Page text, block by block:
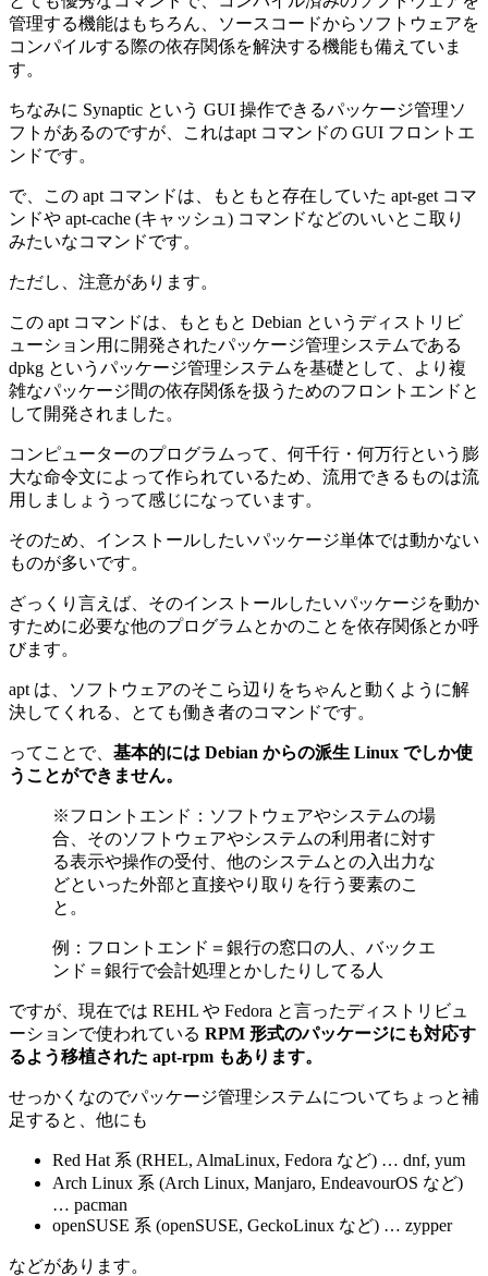
管理する機能はもちろん、ソースコードからソフトウェアを
コンパイルする際の依存関係を解決する機能も備えていま
す。
ちなみに Synaptic という GUI 操作できるパッケージ管理ソ
フトがあるのですが、これはapt コマンドの GUI フロントエ
ンドです。
で、この apt コマンドは、もともと存在していた apt-get コマ
ンドや apt-cache (キャッシュ) コマンドなどのいいとこ取り
みたいなコマンドです。
ただし、注意があります。
この apt コマンドは、もともと Debian というディストリビ
ューション用に開発されたパッケージ管理システムである
dpkg というパッケージ管理システムを基礎として、より複
雑なパッケージ間の依存関係を扱うためのフロントエンドと
して開発されました。
コンピューターのプログラムって、何千行・何万行という膨
大な命令文によって作られているため、流用できるものは流
用しましょうって感じになっています。
そのため、インストールしたいパッケージ単体では動かない
ものが多いです。
ざっくり言えば、そのインストールしたいパッケージを動か
すために必要な他のプログラムとかのことを依存関係とか呼
びます。
apt は、ソフトウェアのそこら辺りをちゃんと動くように解
決してくれる、とても働き者のコマンドです。
ってことで、 基本的には Debian からの派生 Linux でしか使
うことができません。
※フロントエンド：ソフトウェアやシステムの場
合、そのソフトウェアやシステムの利用者に対す
る表示や操作の受付、他のシステムとの入出力な
どといった外部と直接やり取りを行う要素のこ
と。
例：フロントエンド＝銀行の窓口の人、バックエ
ンド＝銀行で会計処理とかしたりしてる人
ですが、現在では REHL や Fedora と言ったディストリビュ
ーションで使われている RPM 形式のパッケージにも対応す
るよう移植された apt-rpm もあります。
せっかくなのでパッケージ管理システムについてちょっと補
足すると、他にも
Red Hat 系 (RHEL, AlmaLinux, Fedora など) … dnf, yum
Arch Linux 系 (Arch Linux, Manjaro, EndeavourOS など)
… pacman
openSUSE 系 (openSUSE, GeckoLinux など) … zypper
などがあります。